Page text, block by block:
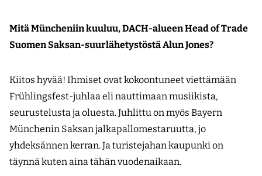
Mitä Müncheniin kuuluu, DACH-alueen Head of Trade
Suomen Saksan-suurlähetystöstä Alun Jones?
Kiitos hyvää! Ihmiset ovat kokoontuneet viettämään
Frühlingsfest-juhlaa eli nauttimaan musiikista,
seurustelusta ja oluesta. Juhlittu on myös Bayern
Münchenin Saksan jalkapallomestaruutta, jo
yhdeksännen kerran. Ja turistejahan kaupunki on
täynnä kuten aina tähän vuodenaikaan.